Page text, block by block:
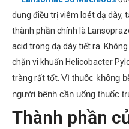
dụng điều trị viêm loét dạ dày,
thành phần chính là
acid trong dạ dày tiết ra.
chặn vi khuẩn Helicobacter
tràng rất tốt. Vì thuốc không
người bệnh cần uống thuốc
Thành phần